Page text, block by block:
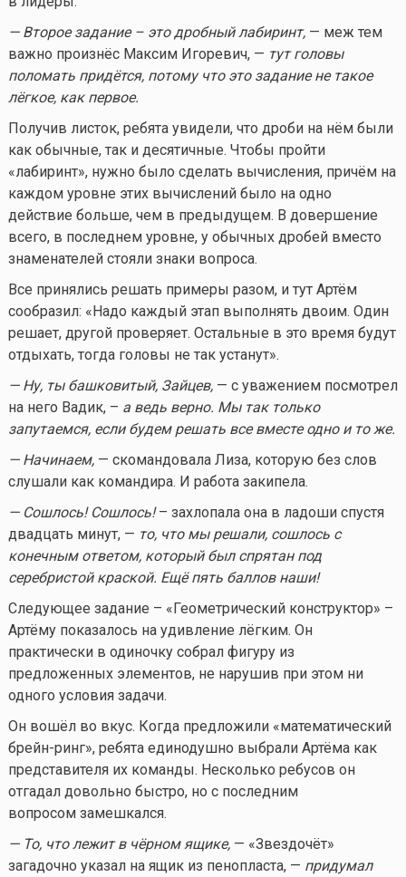
— Второе задание – это дробный лабиринт,— меж тем
важно произнёс Максим Игоревич, — тут головы
поломать придётся, потому что это задание не такое
лёгкое, как первое.
Получив листок, ребята увидели, что дроби на нём были
как обычные, так и десятичные. Чтобы пройти
«лабиринт», нужно было сделать вычисления, причём на
каждом уровне этих вычислений было на одно
действие больше, чем в предыдущем. В довершение
всего, в последнем уровне, у обычных дробей вместо
знаменателей стояли знаки вопроса.
Все принялись решать примеры разом, и тут Артём
сообразил: «Надо каждый этап выполнять двоим. Один
решает, другой проверяет. Остальные в это время будут
отдыхать, тогда головы не так устанут».
— Ну, ты башковитый, Зайцев,— с уважением посмотрел
на него Вадик, – а ведь верно. Мы так только
запутаемся, если будем решать все вместе одно и то же.
— Начинаем,— скомандовала Лиза, которую без слов
слушали как командира. И работа закипела.
— Сошлось! Сошлось!– захлопала она в ладоши спустя
двадцать минут, — то, что мы решали, сошлось с
конечным ответом, который был спрятан под
серебристой краской. Ещё пять баллов наши!
Следующее задание – «Геометрический конструктор» –
Артёму показалось на удивление лёгким. Он
практически в одиночку собрал фигуру из
предложенных элементов, не нарушив при этом ни
одного условия задачи.
Он вошёл во вкус. Когда предложили «математический
брейн-ринг», ребята единодушно выбрали Артёма как
представителя их команды. Несколько ребусов он
отгадал довольно быстро, но с последним
вопросом замешкался.
— То, что лежит в чёрном ящике,— «Звездочёт»
загадочно указал на ящик из пенопласта, — придумал